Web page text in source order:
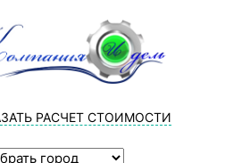
РАСЧЕТ СТОИМОСТИ